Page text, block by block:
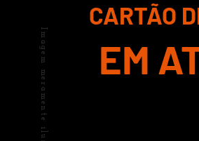
CARTÃO
EM
Imagem meramente ilustrativa.